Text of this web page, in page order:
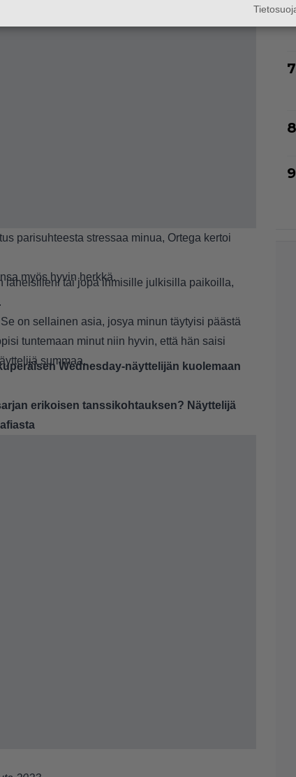
parisuhteesta stressaa minua, Ortega kertoi
myös hyvin herkkä.
läheisilleni tai jopa ihmisille julkisilla paikoilla,
on sellainen asia, josya minun täytyisi päästä
tuntemaan minut niin hyvin, että hän saisi
summaa.
Wednesday-näyttelijän kuolemaan
erikoisen tanssikohtauksen? Näyttelijä